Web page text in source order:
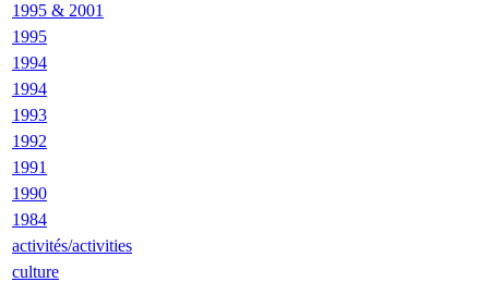
1995 & 2001
1995
1994
1994
1993
1992
1991
1990
1984
activités/activities
culture